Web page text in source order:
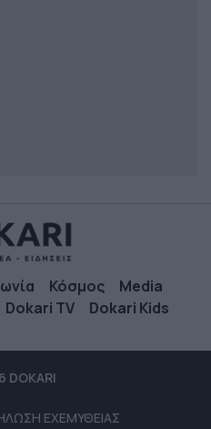
Κόσμος
Media
Dokari TV Dokari Kids
DOKARI
ΕΧΕΜΥΘΕΙΑΣ